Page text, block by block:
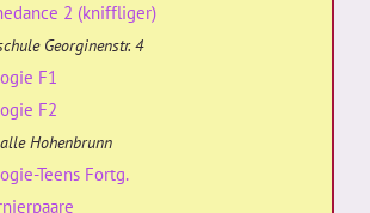
2 (kniffliger)
Georginenstr. 4
F1
F2
Hohenbrunn
Teens Fortg.